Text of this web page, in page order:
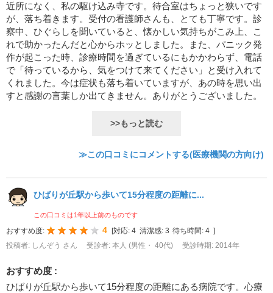
近所になく、私の駆け込み寺です。待合室はちょっと狭いです
が、落ち着きます。受付の看護師さんも、とても丁寧です。診
察中、ひぐらしを聞いていると、懐かしい気持ちがこみ上、こ
れで助かったんだと心からホッとしました。また、パニック発
作が起こった時、診療時間を過ぎているにもかかわらず、電話
で「待っているから、気をつけて来てください」と受け入れて
くれました。今は症状も落ち着いていますが、あの時を思い出
すと感謝の言葉しか出てきません。ありがとうございました。
>>もっと読む
≫この口コミにコメントする(医療機関の方向け)
ひばりが丘駅から歩いて15分程度の距離に...
この口コミは1年以上前のものです
おすすめ度: 4 [対応: 4 清潔感: 3 待ち時間: 4 ]
投稿者: しんぞう さん
受診者: 本人 (男性・ 40代) 受診時期: 2014年
おすすめ度 :
ひばりが丘駅から歩いて15分程度の距離にある病院です。心療